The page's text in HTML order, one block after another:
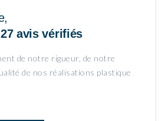
27 avis vérifiés
de notre rigueur, de notre
de nos réalisations plastique